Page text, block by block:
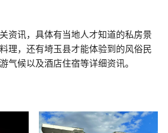
资讯，具体有当地人才知道的私房景
理，还有埼玉县才能体验到的风俗民
气候以及酒店住宿等详细资讯。